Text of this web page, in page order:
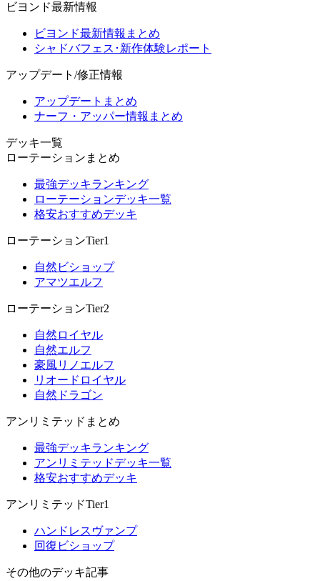
ビヨンド最新情報
ビヨンド最新情報まとめ
シャドバフェス･新作体験レポート
アップデート/修正情報
アップデートまとめ
ナーフ・アッパー情報まとめ
デッキ一覧
ローテーションまとめ
最強デッキランキング
ローテーションデッキ一覧
格安おすすめデッキ
ローテーションTier1
自然ビショップ
アマツエルフ
ローテーションTier2
自然ロイヤル
自然エルフ
豪風リノエルフ
リオードロイヤル
自然ドラゴン
アンリミテッドまとめ
最強デッキランキング
アンリミテッドデッキ一覧
格安おすすめデッキ
アンリミテッドTier1
ハンドレスヴァンプ
回復ビショップ
その他のデッキ記事